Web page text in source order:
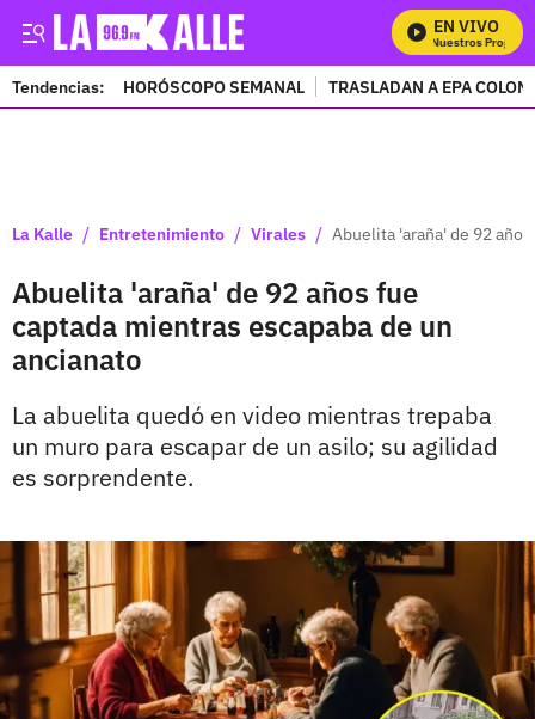
EN VIVO
Mira Todos Nuestros
Tendencias: HORÓSCOPO SEMANAL TRASLADAN A EPA
La Kalle / Entretenimiento / Virales / Abuelita 'araña' de 92
Abuelita 'araña' de 92 años fue
captada mientras escapaba de un
ancianato
La abuelita quedó en video mientras trepaba
un muro para escapar de un asilo; su agilidad
es sorprendente.